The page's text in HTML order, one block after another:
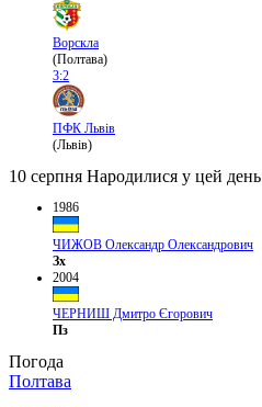
Ворскла
(Полтава)
3:2
ПФК Львів
(Львів)
10 серпня Народилися у цей день
1986
ЧИЖОВ Олександр Олександрович
Зх
2004
ЧЕРНИШ Дмитро Єгорович
Пз
Погода
Полтава